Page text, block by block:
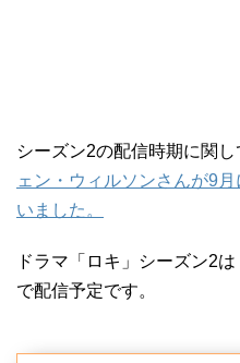
シーズン2の配信時期に関し
ェン・ウィルソンさんが9
いました。
ドラマ「ロキ」シーズン2
で配信予定です。